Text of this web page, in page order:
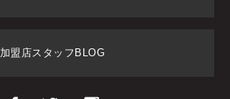
加盟店スタッフBLOG